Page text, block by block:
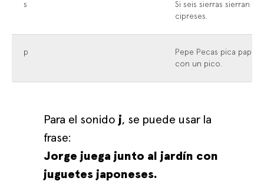
s
Si seis sierras sierran
cipreses.
p
Pepe Pecas pica papas
con un pico.
Para el sonido j, se puede usar la
frase:
Jorge juega junto al jardín con
juguetes japoneses.